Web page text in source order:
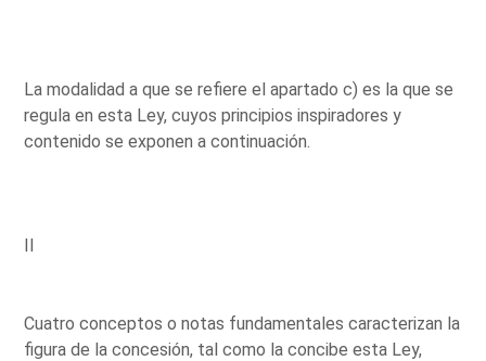
La modalidad a que se refiere el apartado c) es la que se
regula en esta Ley, cuyos principios inspiradores y
contenido se exponen a continuación.
II
Cuatro conceptos o notas fundamentales caracterizan la
figura de la concesión, tal como la concibe esta Ley,